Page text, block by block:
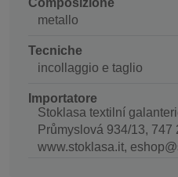
Composizione
metallo
Tecniche
incollaggio e taglio
Importatore
Stoklasa textilní
Průmyslová 934/13, 747
www.stoklasa.it,